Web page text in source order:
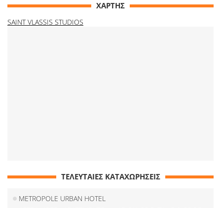
ΧΑΡΤΗΣ
SAINT VLASSIS STUDIOS
ΤΕΛΕΥΤΑΙΕΣ ΚΑΤΑΧΩΡΗΣΕΙΣ
METROPOLE URBAN HOTEL